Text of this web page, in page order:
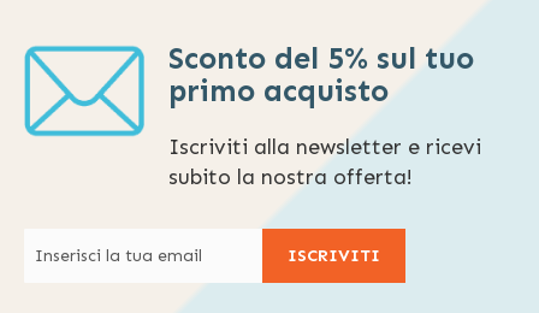
Sconto del 5% sul tuo
primo acquisto
Iscriviti alla newsletter e ricevi
subito la nostra offerta!
ISCRIVITI